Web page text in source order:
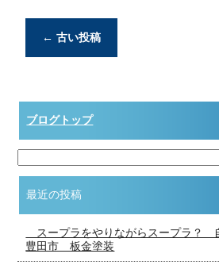
← 古い投稿
ブログトップ
最近の投稿
スープラをやりながらスープラ？
豊田市 板金塗装